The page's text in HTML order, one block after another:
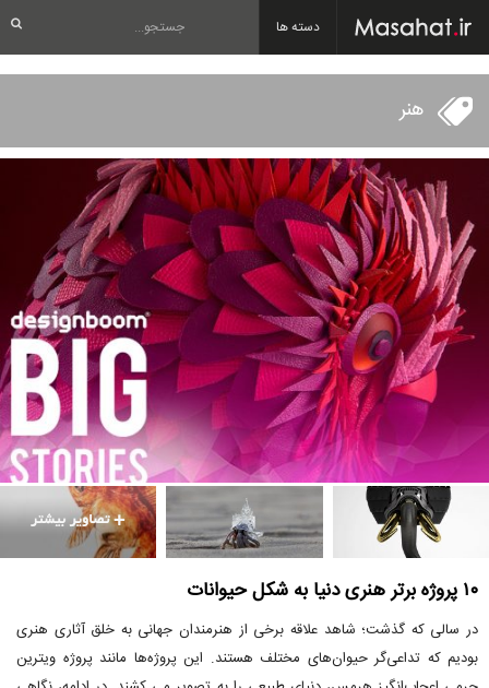
دسته ها
هنر
۱۰ پروژه برتر هنری دنیا به شکل حیوانات
در سالی که گذشت؛ شاهد علاقه برخی از هنرمندان جهانی به خلق آثاری هنری
بودیم که تداعی‌گر حیوان‌های مختلف هستند. این پروژه‌ها مانند پروژه ویترین